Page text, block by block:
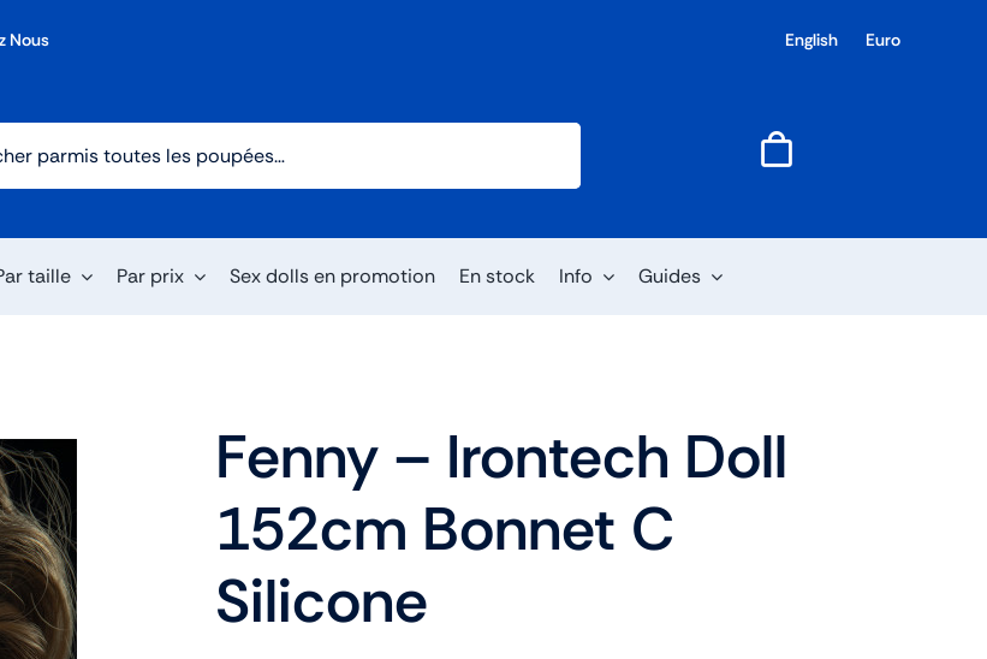
Nous English Euro
taille Par prix Sex dolls en promotion En stock Info Guides
Fenny – Irontech Doll
152cm Bonnet C
Silicone